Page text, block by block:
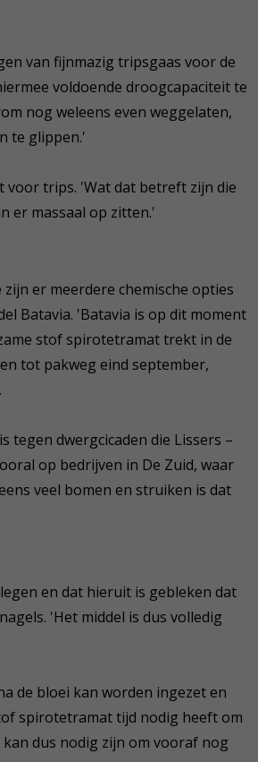
van fijnmazig tripsgaas voor de
voldoende droogcapaciteit te
nog weleens even weggelaten,
te glippen.'
trips. 'Wat dat betreft zijn die
er massaal op zitten.'
er meerdere chemische opties
Batavia. 'Batavia is op dit moment
stof spirotetramat trekt in de
tot pakweg eind september,
tegen dwergcicaden die Lissers –
op bedrijven in De Zuid, waar
veel bomen en struiken is dat
en dat hieruit is gebleken dat
'Het middel is dus volledig
de bloei kan worden ingezet en
spirotetramat tijd nodig heeft om
dus nodig zijn om vooraf nog